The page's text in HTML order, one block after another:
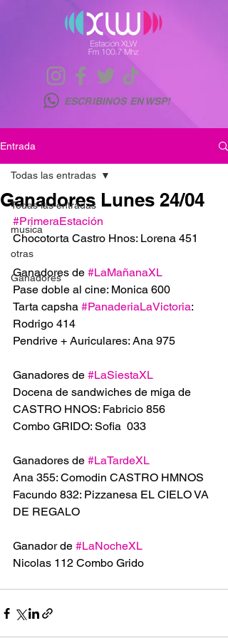
ESCRIBINOS EN WSP!
Entrada
Todas las entradas
musica
otras
Ganadores
Todas las entradas
Ganadores Lunes 24/04
#PrimeraEstación
Chocotorta Castro Hnos: Lorena 451
Ganadores de #LaMañanaXL
Pase doble al cine: Monica 600
Tarta capsha #PanaderiaLaVictoria:
Rodrigo 414
Pendrive + Auriculares: Ana 975
Ganadores de #LaSiestaXL
Docena de sandwiches de miga de
CASTRO HNOS: Fabricio 856
Combo GRIDO: Sofia  033
Ganadores de #LaTardeXL
Ana 355: Comodin CASTRO HMNOS
Facundo 832: Pizzanesa EL CIELO VA
DE REGALO
Ganador de #LaNocheXL
Nicolas 112 Combo Grido